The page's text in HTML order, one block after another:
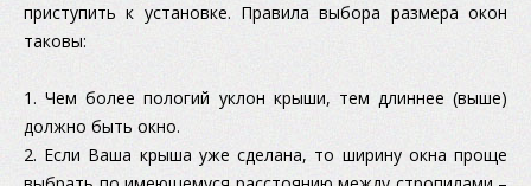
приступить к установке. Правила выбора размера окон
таковы:
1. Чем более пологий уклон крыши, тем длиннее (выше)
должно быть окно.
2. Если Ваша крыша уже сделана, то ширину окна проще